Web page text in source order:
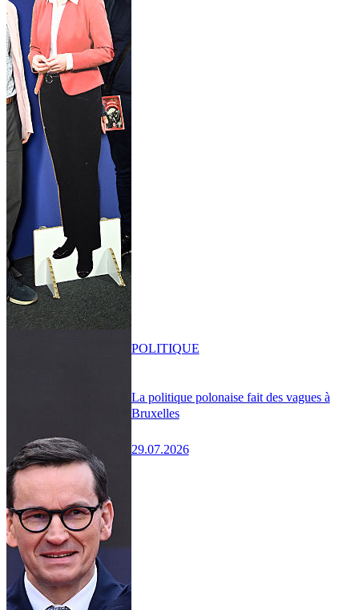
La politique polonaise fait des vagues à
Bruxelles
29.07.2026
POLITIQUE